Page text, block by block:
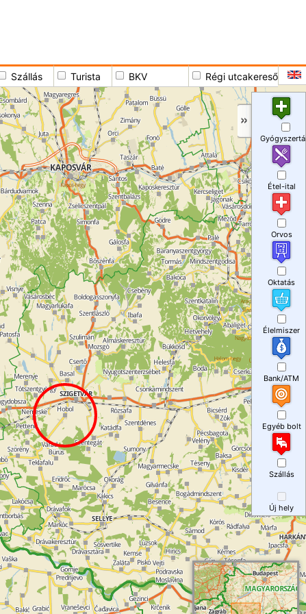
Szállás Turista BKV Régi utcakereső
Étel-ital
Orvos
Oktatás
Élelmiszer
Bank/ATM
Egyéb bolt
Szállás
Új hely